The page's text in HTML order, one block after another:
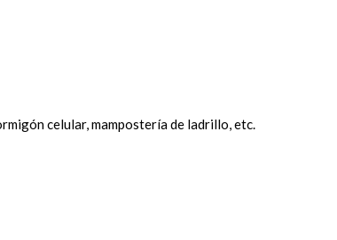
celular, mampostería de ladrillo, etc.